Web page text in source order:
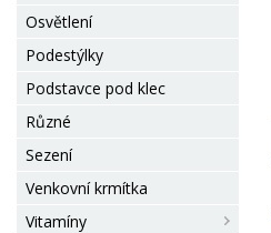
Osvětlení
Podestýlky
Podstavce pod klec
Různé
Sezení
Venkovní krmítka
Vitamíny